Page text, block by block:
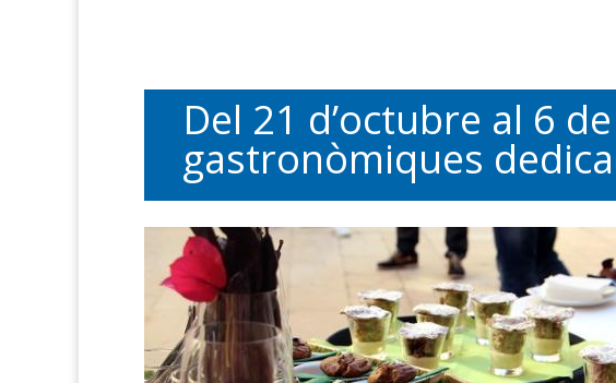
Del 21 d’octubre al 6
gastronòmiques